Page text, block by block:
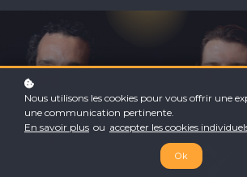
Nous utilisons les cookies pour vous offrir une
une communication pertinente.
En savoir plus ou accepter les cookies
Ok